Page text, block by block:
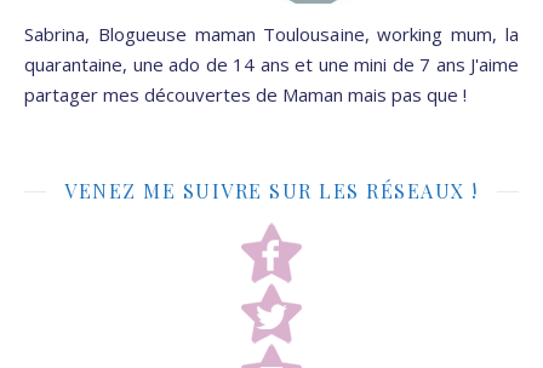
Sabrina, Blogueuse maman Toulousaine, working mum, la
quarantaine, une ado de 14 ans et une mini de 7 ans J'aime
partager mes découvertes de Maman mais pas que !
VENEZ ME SUIVRE SUR LES RÉSEAUX !